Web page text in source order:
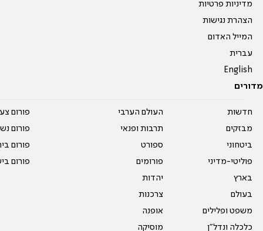
מדיניות פרטיות
הצהרת נגישות
המייל האדום
עברית
English
מדורים
חדשות
מבזקים
ביטחוני
פוליטי-מדיני
בארץ
בעולם
משפט ופלילים
כלכלה ונדל"ן
העולם הערבי
תרבות ופנאי
ספורט
פורומים
יהדות
צרכנות
אופנה
מוסיקה
פורום
פורום
פורום
פורום